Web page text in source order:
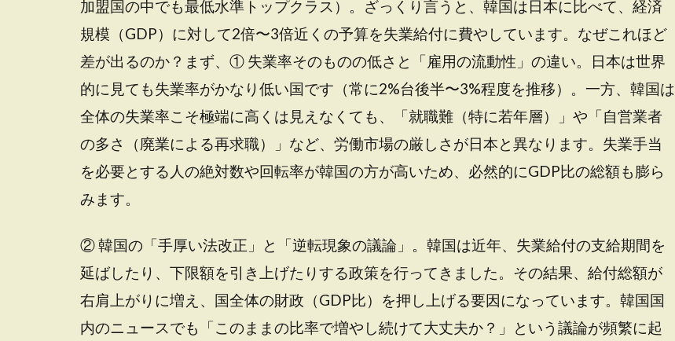
加盟国の中でも最低水準トップクラス）。ざっくり言うと、韓国は日本に比べて、経済
規模（GDP）に対して2倍〜3倍近くの予算を失業給付に費やしています。なぜこれほど
差が出るのか？まず、① 失業率そのものの低さと「雇用の流動性」の違い。日本は世界
的に見ても失業率がかなり低い国です（常に2%台後半〜3%程度を推移）。一方、韓国は
全体の失業率こそ極端に高くは見えなくても、「就職難（特に若年層）」や「自営業者
の多さ（廃業による再求職）」など、労働市場の厳しさが日本と異なります。失業手当
を必要とする人の絶対数や回転率が韓国の方が高いため、必然的にGDP比の総額も膨ら
みます。
② 韓国の「手厚い法改正」と「逆転現象の議論」。韓国は近年、失業給付の支給期間を
延ばしたり、下限額を引き上げたりする政策を行ってきました。その結果、給付総額が
右肩上がりに増え、国全体の財政（GDP比）を押し上げる要因になっています。韓国国
内のニュースでも「このままの比率で増やし続けて大丈夫か？」という議論が頻繁に起